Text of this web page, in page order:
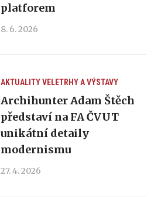
platforem
8. 6. 2026
AKTUALITYVELETRHY A VÝSTAVY
Archihunter Adam Štěch
představí na FA ČVUT
unikátní detaily
modernismu
27. 4. 2026